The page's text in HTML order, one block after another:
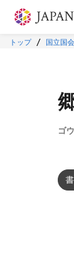
本文に飛ぶ
トップ 国立国
ゴ